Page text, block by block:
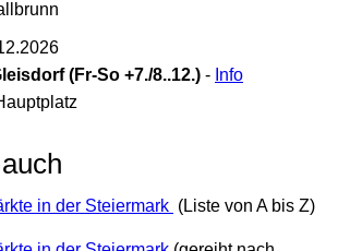
(Fr-So +7./8..12.) - Info
in der Steiermark (Liste von A bis Z)